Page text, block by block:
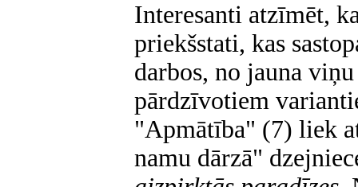
Interesanti atzīmēt,
priekšstati, kas
darbos, no jauna
pārdzīvotiem
"Apmātība" (7) liek
namu dārzā"